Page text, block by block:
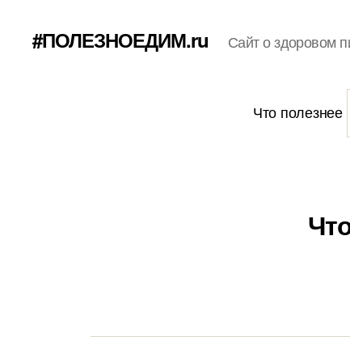
#ПОЛЕЗНОЕДИМ.ru Сайт о здоровом
Что полезнее